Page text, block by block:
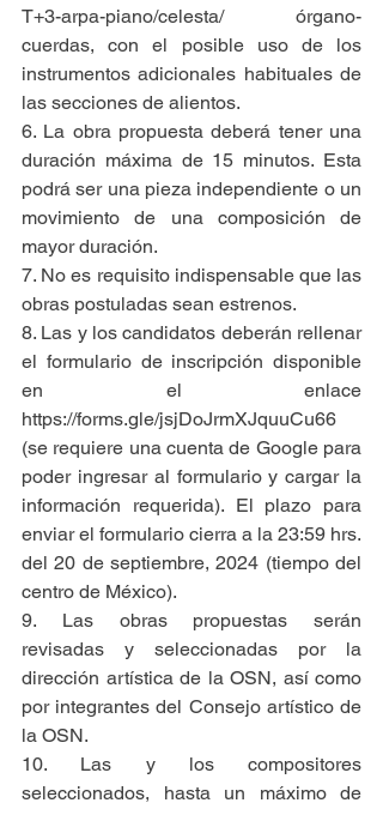
T+3-arpa-piano/celesta/ órgano-
cuerdas, con el posible uso de los
instrumentos adicionales habituales de
las secciones de alientos.
6. La obra propuesta deberá tener una
duración máxima de 15 minutos. Esta
podrá ser una pieza independiente o un
movimiento de una composición de
mayor duración.
7. No es requisito indispensable que las
obras postuladas sean estrenos.
8. Las y los candidatos deberán rellenar
el formulario de inscripción disponible
https://forms.gle/jsjDoJrmXJquuCu66
(se requiere una cuenta de Google para
poder ingresar al formulario y cargar la
información requerida). El plazo para
enviar el formulario cierra a la 23:59 hrs.
del 20 de septiembre, 2024 (tiempo del
centro de México).
9. Las obras propuestas serán
revisadas y seleccionadas por la
dirección artística de la OSN, así como
por integrantes del Consejo artístico de
la OSN.
10. Las y los compositores
seleccionados, hasta un máximo de